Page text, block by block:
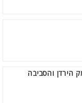
הירדן והסביבה